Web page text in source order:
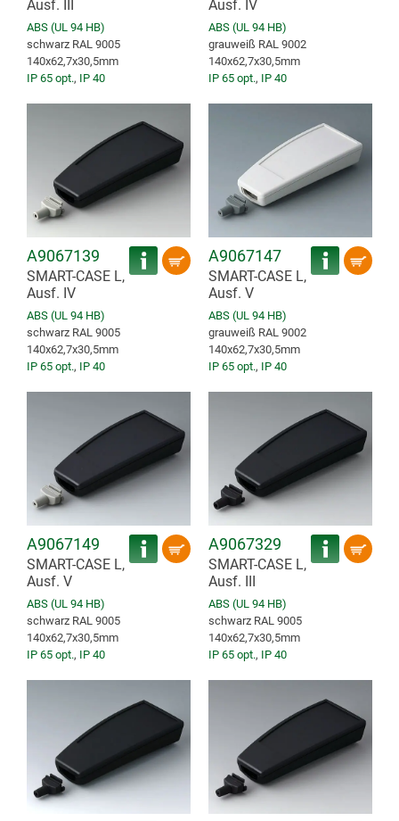
Ausf. III
ABS (UL 94 HB)
schwarz RAL 9005
140x62,7x30,5mm
IP 65 opt., IP 40
Ausf. IV
ABS (UL 94 HB)
grauweiß RAL 9002
140x62,7x30,5mm
IP 65 opt., IP 40
A9067139
SMART-CASE L,
Ausf. IV
ABS (UL 94 HB)
schwarz RAL 9005
140x62,7x30,5mm
IP 65 opt., IP 40
A9067147
SMART-CASE L,
Ausf. V
ABS (UL 94 HB)
grauweiß RAL 9002
140x62,7x30,5mm
IP 65 opt., IP 40
A9067149
SMART-CASE L,
Ausf. V
ABS (UL 94 HB)
schwarz RAL 9005
140x62,7x30,5mm
IP 65 opt., IP 40
A9067329
SMART-CASE L,
Ausf. III
ABS (UL 94 HB)
schwarz RAL 9005
140x62,7x30,5mm
IP 65 opt., IP 40